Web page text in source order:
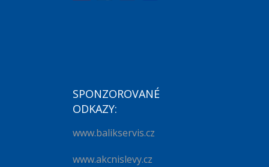
SPONZOROVANÉ
ODKAZY:
www.balikservis.cz
www.akcnislevy.cz